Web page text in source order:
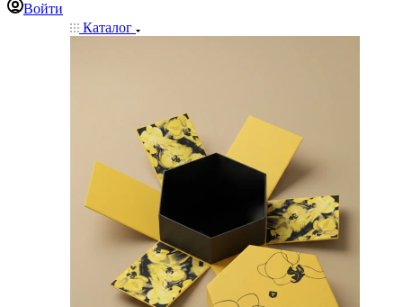
Войти
Каталог